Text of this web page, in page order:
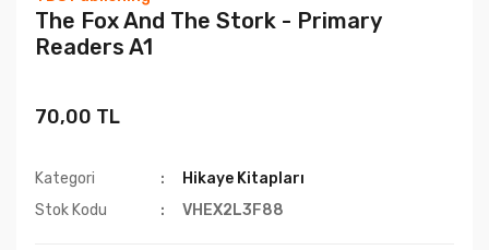
The Fox And The Stork - Primary
Readers A1
70,00 TL
Kategori
Hikaye Kitapları
Stok Kodu
VHEX2L3F88